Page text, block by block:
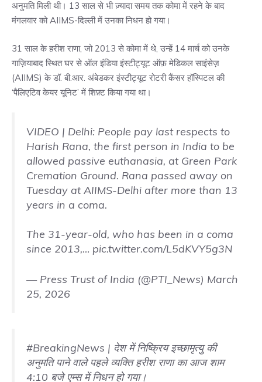
अनुमति मिली थी। 13 साल से भी ज़्यादा समय तक कोमा में रहने के बाद
मंगलवार को AIIMS-दिल्ली में उनका निधन हो गया।
31 साल के हरीश राणा, जो 2013 से कोमा में थे, उन्हें 14 मार्च को उनके
गाज़ियाबाद स्थित घर से ऑल इंडिया इंस्टीट्यूट ऑफ़ मेडिकल साइंसेज़
(AIIMS) के डॉ. बी.आर. अंबेडकर इंस्टीट्यूट रोटरी कैंसर हॉस्पिटल की
‘पैलिएटिव केयर यूनिट’ में शिफ़्ट किया गया था।
VIDEO | Delhi: People pay last respects to
Harish Rana, the first person in India to be
allowed passive euthanasia, at Green Park
Cremation Ground. Rana passed away on
Tuesday at AIIMS-Delhi after more than 13
years in a coma.
The 31-year-old, who has been in a coma
since 2013,… pic.twitter.com/L5dKVY5g3N
— Press Trust of India (@PTI_News) March
25, 2026
#BreakingNews | देश में निष्क्रिय इच्छामृत्यु की
अनुमति पाने वाले पहले व्यक्ति हरीश राणा का आज शाम
4:10 बजे एम्स में निधन हो गया।